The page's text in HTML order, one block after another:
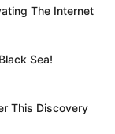
volt
The Internet
Sea!
This Discovery